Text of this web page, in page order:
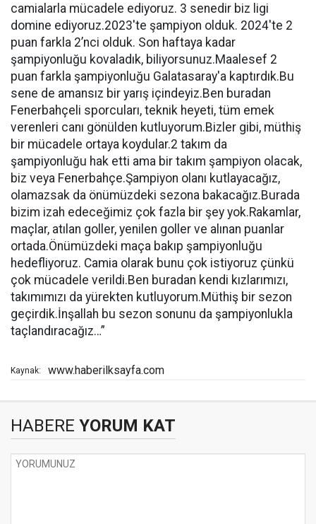
camialarla mücadele ediyoruz. 3 senedir biz ligi
domine ediyoruz.2023'te şampiyon olduk. 2024'te 2
puan farkla 2’nci olduk. Son haftaya kadar
şampiyonluğu kovaladık, biliyorsunuz.Maalesef 2
puan farkla şampiyonluğu Galatasaray'a kaptırdık.Bu
sene de amansız bir yarış içindeyiz.Ben buradan
Fenerbahçeli sporcuları, teknik heyeti, tüm emek
verenleri canı gönülden kutluyorum.Bizler gibi, müthiş
bir mücadele ortaya koydular.2 takım da
şampiyonluğu hak etti ama bir takım şampiyon olacak,
biz veya Fenerbahçe.Şampiyon olanı kutlayacağız,
olamazsak da önümüzdeki sezona bakacağız.Burada
bizim izah edeceğimiz çok fazla bir şey yok.Rakamlar,
maçlar, atılan goller, yenilen goller ve alınan puanlar
ortada.Önümüzdeki maça bakıp şampiyonluğu
hedefliyoruz. Camia olarak bunu çok istiyoruz çünkü
çok mücadele verildi.Ben buradan kendi kızlarımızı,
takımımızı da yürekten kutluyorum.Müthiş bir sezon
geçirdik.İnşallah bu sezon sonunu da şampiyonlukla
taçlandıracağız…”
Kaynak: www.haberilksayfa.com
HABERE YORUM KAT